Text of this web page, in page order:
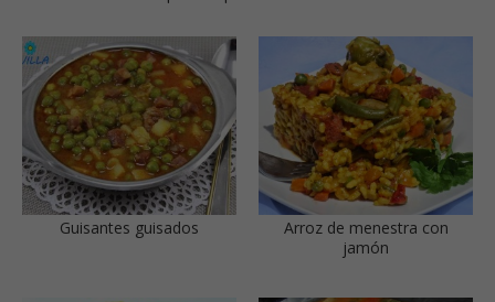
Guisantes guisados
Arroz de menestra con
jamón